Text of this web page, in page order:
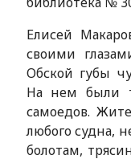
Елисей
своими
Обской губы
На нем были
самоедов.
любого судна,
болотам,